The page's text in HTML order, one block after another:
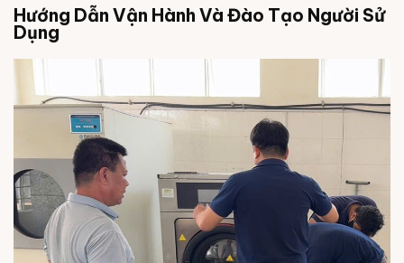
Hướng Dẫn Vận Hành Và Đào Tạo Người Sử
Dụng